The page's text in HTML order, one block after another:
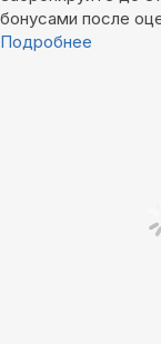
бонусами после
Подробнее